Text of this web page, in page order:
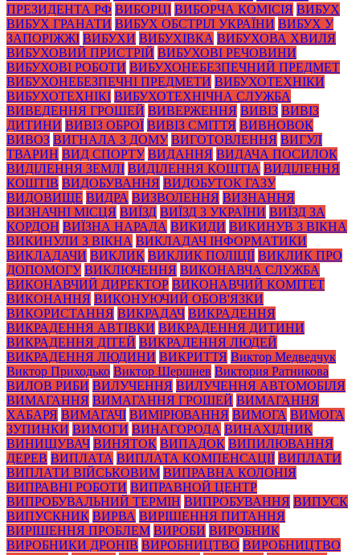
ПРЕЗИДЕНТА РФ ВИБОРЦІ ВИБОРЧА КОМІСІЯ ВИБУХ
ВИБУХ ГРАНАТИ ВИБУХ ОБСТРІЛ УКРАЇНИ ВИБУХ У
ЗАПОРІЖЖІ ВИБУХИ ВИБУХІВКА ВИБУХОВА ХВИЛЯ
ВИБУХОВИЙ ПРИСТРІЙ ВИБУХОВІ РЕЧОВИНИ
ВИБУХОВІ РОБОТИ ВИБУХОНЕБЕЗПЕЧНИЙ ПРЕДМЕТ
ВИБУХОНЕБЕЗПЕЧНІ ПРЕДМЕТИ ВИБУХОТЕХНІКИ
ВИБУХОТЕХНІКІ ВИБУХОТЕХНІЧНА СЛУЖБА
ВИВЕДЕННЯ ГРОШЕЙ ВИВЕРЖЕННЯ ВИВІЗ ВИВІЗ
ДИТИНИ ВИВІЗ ОБРОЇ ВИВІЗ СМІТТЯ ВИВНОВОК
ВИВОЗ ВИГНАЛА З ДОМУ ВИГОТОВЛЕННЯ ВИГУЛ
ТВАРИН ВИД СПОРТУ ВИДАННЯ ВИДАЧА ПОСИЛОК
ВИДІЛЕННЯ ЗЕМЛІ ВИДІЛЕННЯ КОШТІА ВИДІЛЕННЯ
КОШТІВ ВИДОБУВАННЯ ВИДОБУТОК ГАЗУ
ВИДОВИЩЕ ВИДРА ВИЗВОЛЕННЯ ВИЗНАННЯ
ВИЗНАЧНІ МІСЦЯ ВИЇЗД ВИЇЗД З УКРАЇНИ ВИЇЗД ЗА
КОРДОН ВИЇЗНА НАРАДА ВИКИДИ ВИКИНУВ З ВІКНА
ВИКИНУЛИ З ВІКНА ВИКЛАДАЧ ІНФОРМАТИКИ
ВИКЛАДАЧИ ВИКЛИК ВИКЛИК ПОЛІЦІЇ ВИКЛИК ПРО
ДОПОМОГУ ВИКЛЮЧЕННЯ ВИКОНАВЧА СЛУЖБА
ВИКОНАВЧИЙ ДИРЕКТОР ВИКОНАВЧИЙ КОМІТЕТ
ВИКОНАННЯ ВИКОНУЮЧИЙ ОБОВ'ЯЗКИ
ВИКОРИСТАННЯ ВИКРАДАЧ ВИКРАДЕННЯ
ВИКРАДЕННЯ АВТІВКИ ВИКРАДЕННЯ ДИТИНИ
ВИКРАДЕННЯ ДІТЕЙ ВИКРАДЕННЯ ЛЮДЕЙ
ВИКРАДЕННЯ ЛЮДИНИ ВИКРИТТЯ Виктор Медведчук
Виктор Приходько Виктор Шершнев Виктория Ратникова
ВИЛОВ РИБИ ВИЛУЧЕННЯ ВИЛУЧЕННЯ АВТОМОБІЛЯ
ВИМАГАННЯ ВИМАГАННЯ ГРОШЕЙ ВИМАГАННЯ
ХАБАРЯ ВИМАГАЧІ ВИМІРЮВАННЯ ВИМОГА ВИМОГА
ЗУПИНКИ ВИМОГИ ВИНАГОРОДА ВИНАХІДНИК
ВИНИЩУВАЧ ВИНЯТОК ВИПАДОК ВИПИЛЮВАННЯ
ДЕРЕВ ВИПЛАТА ВИПЛАТА КОМПЕНСАЦІЇ ВИПЛАТИ
ВИПЛАТИ ВІЙСЬКОВИМ ВИПРАВНА КОЛОНІЯ
ВИПРАВНІ РОБОТИ ВИПРАВНОЙ ЦЕНТР
ВИПРОБУВАЛЬНИЙ ТЕРМІН ВИПРОБУВАННЯ ВИПУСК
ВИПУСКНИК ВИРВА ВИРІШЕННЯ ПИТАННЯ
ВИРІШЕННЯ ПРОБЛЕМ ВИРОБИ ВИРОБНИК
ВИРОБНИКИ ДРОНІВ ВИРОБНИЦТВО ВИРОБНИЦТВО